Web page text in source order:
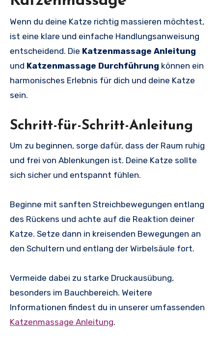
Wenn du deine Katze richtig massieren möchtest,
ist eine klare und einfache Handlungsanweisung
entscheidend. Die Katzenmassage Anleitung
und Katzenmassage Durchführung können ein
harmonisches Erlebnis für dich und deine Katze
sein.
Schritt-für-Schritt-Anleitung
Um zu beginnen, sorge dafür, dass der Raum ruhig
und frei von Ablenkungen ist. Deine Katze sollte
sich sicher und entspannt fühlen.
Beginne mit sanften Streichbewegungen entlang
des Rückens und achte auf die Reaktion deiner
Katze. Setze dann in kreisenden Bewegungen an
den Schultern und entlang der Wirbelsäule fort.
Vermeide dabei zu starke Druckausübung,
besonders im Bauchbereich. Weitere
Informationen findest du in unserer umfassenden
Katzenmassage Anleitung.